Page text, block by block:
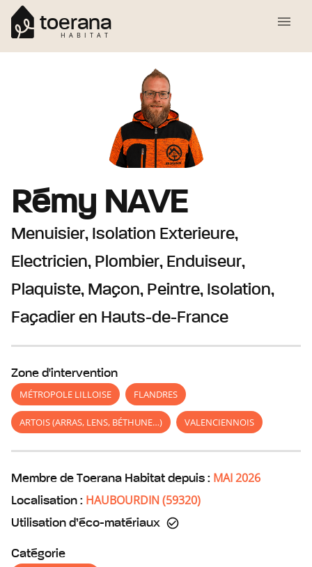
toerana
HABITAT
Rémy NAVE
Menuisier, Isolation Exterieure,
Electricien, Plombier, Enduiseur,
Plaquiste, Maçon, Peintre, Isolation,
Façadier en Hauts-de-France
Zone d'intervention
MÉTROPOLE LILLOISE
FLANDRES
ARTOIS (ARRAS, LENS, BÉTHUNE…) VALENCIENNOIS
Membre de Toerana Habitat depuis : MAI 2026
Localisation : HAUBOURDIN(59320)
Utilisation d’éco-matériaux
Catégorie